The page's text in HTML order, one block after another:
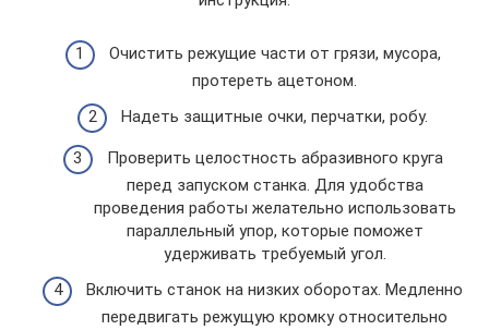
Очистить режущие части от грязи, мусора,
протереть ацетоном.
Надеть защитные очки, перчатки, робу.
Проверить целостность абразивного круга
перед запуском станка. Для удобства
проведения работы желательно использовать
параллельный упор, которые поможет
удерживать требуемый угол.
Включить станок на низких оборотах. Медленно
передвигать режущую кромку относительно